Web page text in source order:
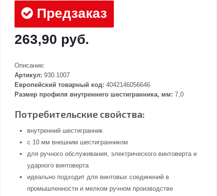
Предзаказ
263,90 руб.
Описание:
Артикул: 930.1007
Европейский товарный код: 4042146056646
Размер профиля внутреннего шестигранника, мм: 7,0
Потребительские свойства:
внутренний шестигранник
с 10 мм внешним шестигранником
для ручного обслуживания, электрического винтоверта и
ударного винтоверта
идеально подходит для винтовых соединений в
промышленности и мелком ручном производстве